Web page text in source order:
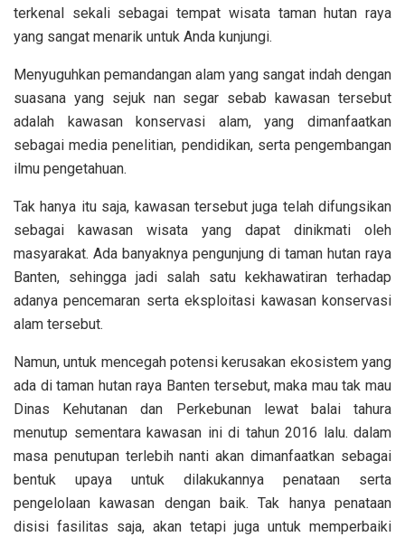
terkenal sekali sebagai tempat wisata taman hutan raya
yang sangat menarik untuk Anda kunjungi.
Menyuguhkan pemandangan alam yang sangat indah dengan
suasana yang sejuk nan segar sebab kawasan tersebut
adalah kawasan konservasi alam, yang dimanfaatkan
sebagai media penelitian, pendidikan, serta pengembangan
ilmu pengetahuan.
Tak hanya itu saja, kawasan tersebut juga telah difungsikan
sebagai kawasan wisata yang dapat dinikmati oleh
masyarakat. Ada banyaknya pengunjung di taman hutan raya
Banten, sehingga jadi salah satu kekhawatiran terhadap
adanya pencemaran serta eksploitasi kawasan konservasi
alam tersebut.
Namun, untuk mencegah potensi kerusakan ekosistem yang
ada di taman hutan raya Banten tersebut, maka mau tak mau
Dinas Kehutanan dan Perkebunan lewat balai tahura
menutup sementara kawasan ini di tahun 2016 lalu. dalam
masa penutupan terlebih nanti akan dimanfaatkan sebagai
bentuk upaya untuk dilakukannya penataan serta
pengelolaan kawasan dengan baik. Tak hanya penataan
disisi fasilitas saja, akan tetapi juga untuk memperbaiki